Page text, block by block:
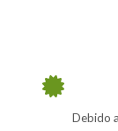
Debido